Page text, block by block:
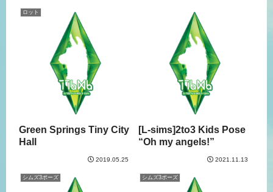
ロット
Green Springs Tiny City
Hall
2019.05.25
[L-sims]2to3 Kids Pose
“Oh my angels!”
2021.11.13
シムズ3ポーズ シムズ3ポーズ